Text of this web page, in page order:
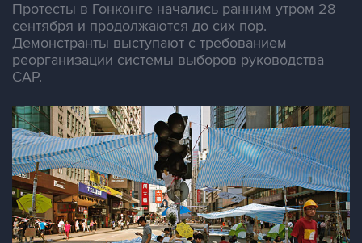
Протесты в Гонконге начались ранним утром 28
сентября и продолжаются до сих пор.
Демонстранты выступают с требованием
реорганизации системы выборов руководства
САР.